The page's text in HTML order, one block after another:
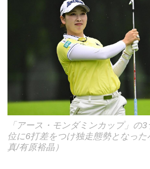
「アース・モンダミンカップ」の
位に6打差をつけ独走態勢となっ
真/有原裕晶）